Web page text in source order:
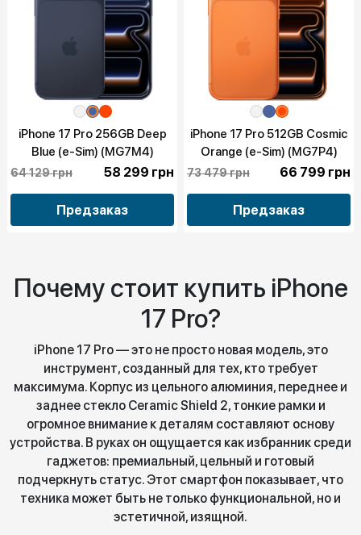
iPhone 17 Pro 256GB Deep
Blue (e-Sim) (MG7M4)
64 129 грн 58 299 грн
Предзаказ
iPhone 17 Pro 512GB Cosmic
Orange (e-Sim) (MG7P4)
73 479 грн 66 799 грн
Предзаказ
Почему стоит купить iPhone
17 Pro?
iPhone 17 Pro — это не просто новая модель, это
инструмент, созданный для тех, кто требует
максимума. Корпус из цельного алюминия, переднее и
заднее стекло Ceramic Shield 2, тонкие рамки и
огромное внимание к деталям составляют основу
устройства. В руках он ощущается как избранник среди
гаджетов: премиальный, цельный и готовый
подчеркнуть статус. Этот смартфон показывает, что
техника может быть не только функциональной, но и
эстетичной, изящной.